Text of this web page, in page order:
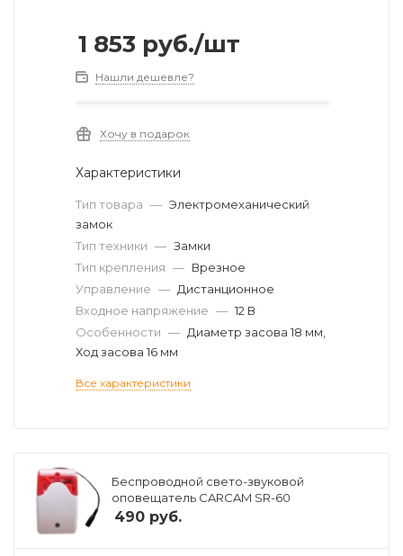
1 853 руб./шт
Нашли дешевле?
Хочу в подарок
Характеристики
Тип товара — Электромеханический
замок
Тип техники — Замки
Тип крепления — Врезное
Управление — Дистанционное
Входное напряжение — 12 В
Особенности — Диаметр засова 18 мм,
Ход засова 16 мм
Все характеристики
Беспроводной свето-звуковой
оповещатель CARCAM SR-60
490 руб.